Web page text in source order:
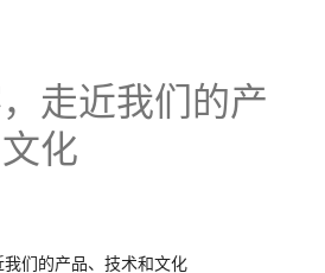
走近我们的产
化
们的产品、技术和文化